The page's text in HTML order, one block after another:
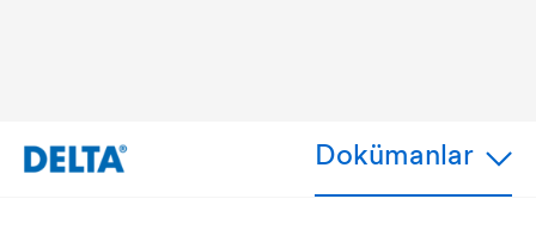
Dokümanlar